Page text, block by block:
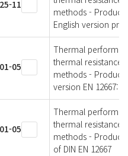
11
methods -
English version
05
Thermal
thermal resistance
methods -
version EN
05
Thermal
thermal resistance
methods -
of DIN EN 12667